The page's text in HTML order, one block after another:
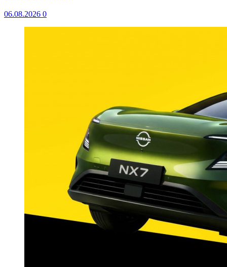
06.08.2026 0